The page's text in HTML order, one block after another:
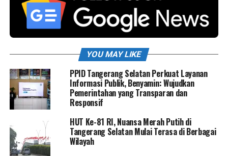
YOU MAY LIKE
PPID Tangerang Selatan Perkuat Layanan
Informasi Publik, Benyamin: Wujudkan
Pemerintahan yang Transparan dan
Responsif
HUT Ke-81 RI, Nuansa Merah Putih di
Tangerang Selatan Mulai Terasa di Berbagai
Wilayah